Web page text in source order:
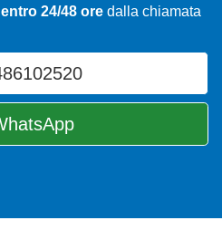
24/48 ore dalla chiamata